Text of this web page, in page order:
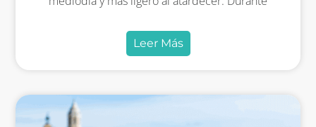
Leer Más